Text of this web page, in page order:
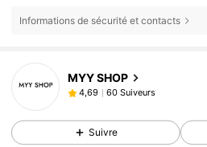
Informations de sécurité et contacts
MYY SHOP
4,69 60 Suiveurs
Suivre